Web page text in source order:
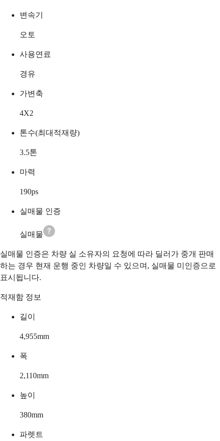
변속기
오토
사용연료
경유
가변축
4X2
톤수(최대적재량)
3.5톤
마력
190ps
실매물 인증
실매물
실매물 인증은 차량 실 소유자의 요청에 따라 딜러가 중개 판매
하는 경우 현재 운행 중인 차량일 수 있으며, 실매물 미인증으로
표시됩니다.
적재함 정보
길이
4,955mm
폭
2,110mm
높이
380mm
파렛트